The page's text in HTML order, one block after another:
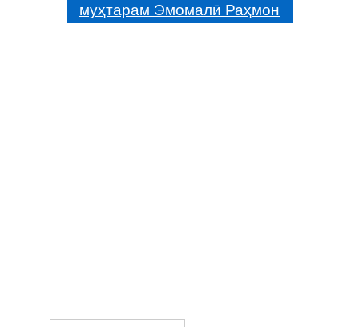
муҳтарам Эмомалӣ Раҳмон